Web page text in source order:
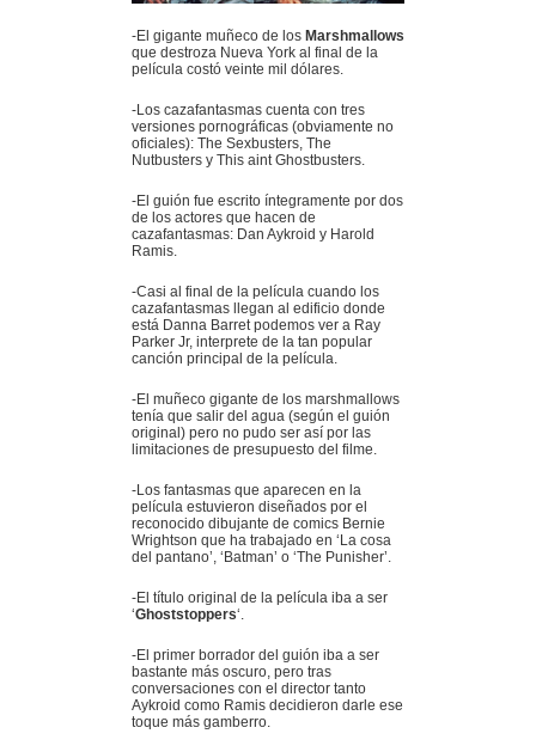
-El gigante muñeco de los Marshmallows
que destroza Nueva York al final de la
película costó veinte mil dólares.
-Los cazafantasmas cuenta con tres
versiones pornográficas (obviamente no
oficiales): The Sexbusters, The
Nutbusters y This aint Ghostbusters.
-El guión fue escrito íntegramente por dos
de los actores que hacen de
cazafantasmas: Dan Aykroid y Harold
Ramis.
-Casi al final de la película cuando los
cazafantasmas llegan al edificio donde
está Danna Barret podemos ver a Ray
Parker Jr, interprete de la tan popular
canción principal de la película.
-El muñeco gigante de los marshmallows
tenía que salir del agua (según el guión
original) pero no pudo ser así por las
limitaciones de presupuesto del filme.
-Los fantasmas que aparecen en la
película estuvieron diseñados por el
reconocido dibujante de comics Bernie
Wrightson que ha trabajado en ‘La cosa
del pantano’, ‘Batman’ o ‘The Punisher’.
-El título original de la película iba a ser
‘Ghoststoppers‘.
-El primer borrador del guión iba a ser
bastante más oscuro, pero tras
conversaciones con el director tanto
Aykroid como Ramis decidieron darle ese
toque más gamberro.